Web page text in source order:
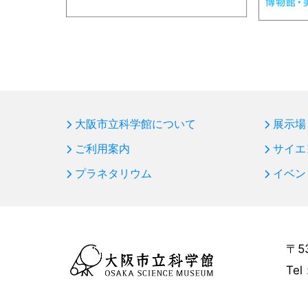
大阪市立科学館について
ご利用案内
プラネタリウム
展示場
サイ
イベ
〒
Tel